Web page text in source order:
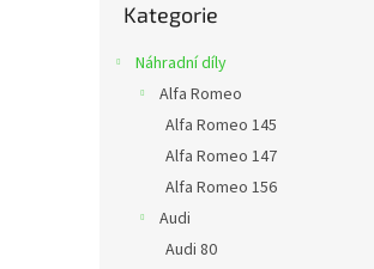
kategorie
Kategorie
Náhradní díly
Alfa Romeo
Alfa Romeo 145
Alfa Romeo 147
Alfa Romeo 156
Audi
Audi 80